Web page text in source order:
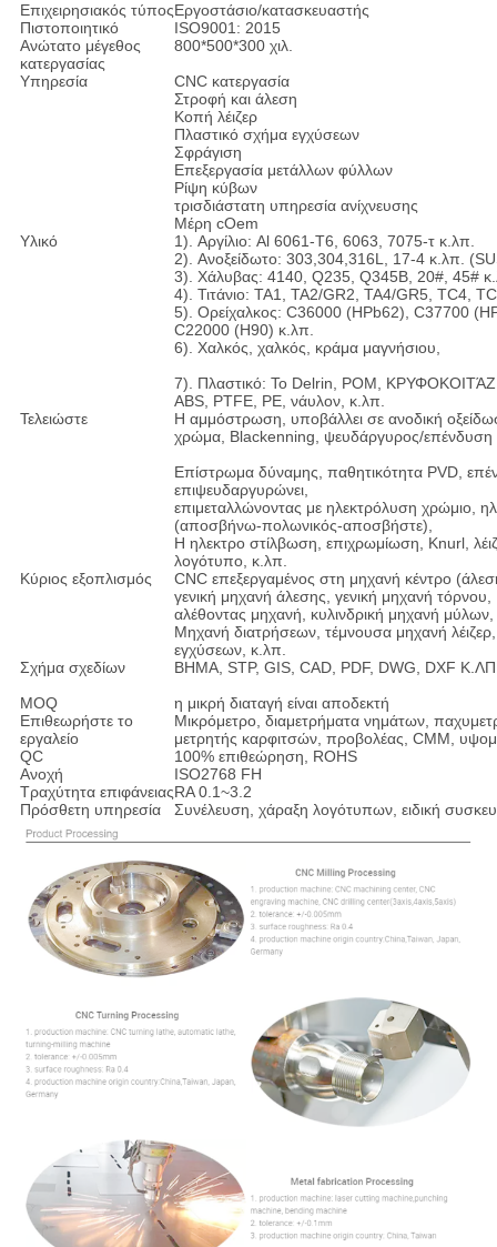
Επιχειρησιακός τύποςΕργοστάσιο/κατασκευαστής
Πιστοποιητικό
ISO9001: 2015
Ανώτατο μέγεθος
κατεργασίας
800*500*300 χιλ.
Υπηρεσία
CNC κατεργασία
Στροφή και άλεση
Κοπή λέιζερ
Πλαστικό σχήμα εγχύσεων
Σφράγιση
Επεξεργασία μετάλλων φύλλων
Ρίψη κύβων
τρισδιάστατη υπηρεσία ανίχνευσης
Μέρη cOem
Υλικό
1). Αργίλιο: Al 6061-T6, 6063, 7075-τ κ.λπ.
2). Ανοξείδωτο: 303,304,316L, 17-4 κ.λπ.
3). Χάλυβας: 4140, Q235, Q345B, 20#, 45#
4). Τιτάνιο: TA1, TA2/GR2, TA4/GR5, TC4,
5). Ορείχαλκος: C36000 (HPb62), C37700
C22000 (H90) κ.λπ.
6). Χαλκός, χαλκός, κράμα μαγνήσιου,
7). Πλαστικό: Το Delrin, POM,
ABS, PTFE, PE, νάυλον, κ.λπ.
Τελειώστε
Η αμμόστρωση, υποβάλλει σε ανοδική
χρώμα, Blackenning, ψευδάργυρος/επένδυση
Επίστρωμα δύναμης, παθητικότητα PVD,
επιψευδαργυρώνει,
επιμεταλλώνοντας με ηλεκτρόλυση χρώμιο,
(αποσβήνω-πολωνικός-αποσβήστε),
Η ηλεκτρο στίλβωση, επιχρωμίωση, Knurl,
λογότυπο, κ.λπ.
Κύριος εξοπλισμός
CNC επεξεργαμένος στη μηχανή κέντρο
γενική μηχανή άλεσης, γενική μηχανή τόρνου,
αλέθοντας μηχανή, κυλινδρική μηχανή μύλων,
Μηχανή διατρήσεων, τέμνουσα μηχανή
εγχύσεων, κ.λπ.
Σχήμα σχεδίων
ΒΗΜΑ, STP, GIS, CAD, PDF, DWG, DXF
MOQ
η μικρή διαταγή είναι αποδεκτή
Επιθεωρήστε το
εργαλείο
Μικρόμετρο, διαμετρήματα νημάτων,
μετρητής καρφιτσών, προβολέας, CMM,
QC
100% επιθεώρηση, ROHS
Ανοχή
ISO2768 FH
Τραχύτητα επιφάνειαςRA 0.1~3.2
Πρόσθετη υπηρεσία
Συνέλευση, χάραξη λογότυπων, ειδική